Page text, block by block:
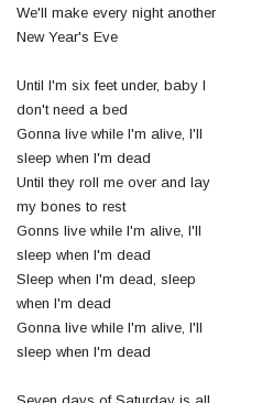
We'll make every night another
New Year's Eve
Until I'm six feet under, baby I
don't need a bed
Gonna live while I'm alive, I'll
sleep when I'm dead
Until they roll me over and lay
my bones to rest
Gonns live while I'm alive, I'll
sleep when I'm dead
Sleep when I'm dead, sleep
when I'm dead
Gonna live while I'm alive, I'll
sleep when I'm dead